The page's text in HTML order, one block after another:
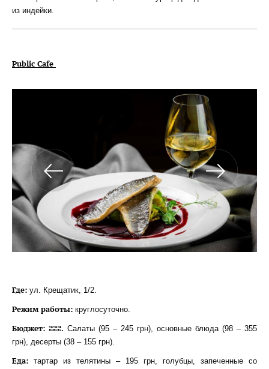
из индейки.
Public Cafe
Где: ул. Крещатик, 1/2.
Режим работы: круглосуточно.
Бюджет: ₴₴₴. Салаты (95 – 245 грн), основные блюда (98 – 355
грн), десерты (38 – 155 грн).
Еда: тартар из телятины – 195 грн, голубцы, запеченные со